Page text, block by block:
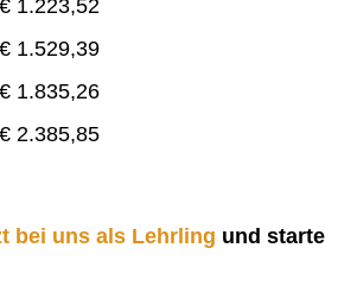
bei uns als Lehrling und starte